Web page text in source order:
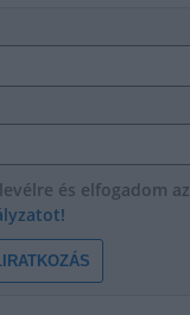
és elfogadom az